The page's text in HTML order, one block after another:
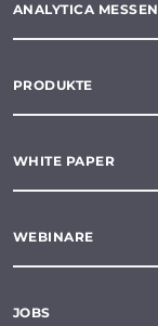
ANALYTICA MESSEN
PRODUKTE
WHITE PAPER
WEBINARE
JOBS